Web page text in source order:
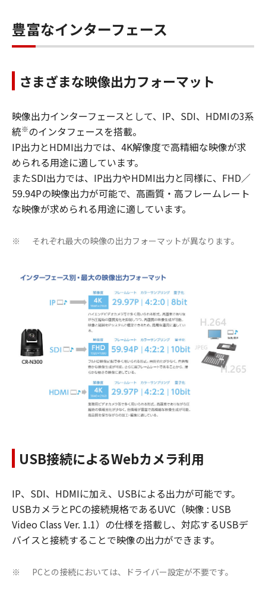
豊富なインターフェース
さまざまな映像出力フォーマット
映像出力インターフェースとして、IP、SDI、HDMIの3系
統※のインタフェースを搭載。
IP出力とHDMI出力では、4K解像度で高精細な映像が求
められる用途に適しています。
またSDI出力では、IP出力やHDMI出力と同様に、FHD／
59.94Pの映像出力が可能で、高画質・高フレームレート
な映像が求められる用途に適しています。
※ それぞれ最大の映像の出力フォーマットが異なります。
USB接続によるWebカメラ利用
IP、SDI、HDMIに加え、USBによる出力が可能です。
USBカメラとPCの接続規格であるUVC（映像 : USB
Video Class Ver. 1.1）の仕様を搭載し、対応するUSBデ
バイスと接続することで映像の出力ができます。
※ PCとの接続においては、ドライバー設定が不要です。